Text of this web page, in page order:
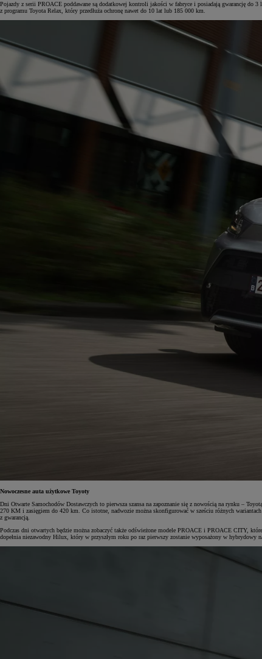
Pojazdy z serii PROACE poddawane są dodatkowej kontroli jakości w fabryce i posiadają gwarancję do
z programu Toyota Relax, który przedłuża ochronę nawet do 10 lat lub 185 000 km.
Nowoczesne auta użytkowe Toyoty
Dni Otwarte Samochodów Dostawczych to pierwsza szansa na zapoznanie się z nowością na rynku –
270 KM i zasięgiem do 420 km. Co istotne, nadwozie można skonfigurować w sześciu różnych
z gwarancją.
Podczas dni otwartych będzie można zobaczyć także odświeżone modele PROACE i PROACE CITY,
dopełnia niezawodny Hilux, który w przyszłym roku po raz pierwszy zostanie wyposażony w